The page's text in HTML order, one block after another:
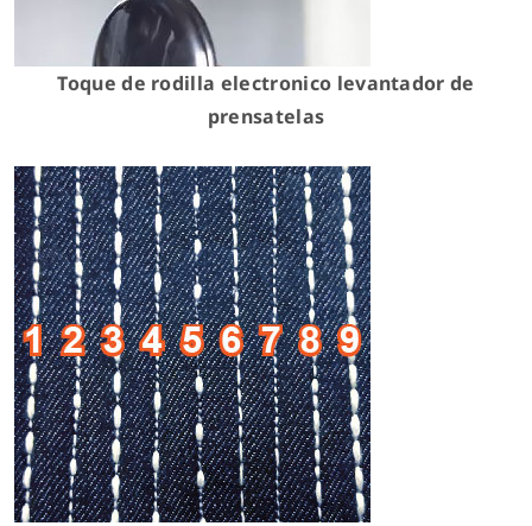
Toque de rodilla electronico levantador de
prensatelas